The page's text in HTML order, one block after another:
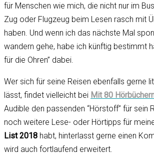
für Menschen wie mich, die nicht nur im
Zug oder Flugzeug beim Lesen rasch mit
haben. Und wenn ich das nächste Mal
wandern gehe, habe ich künftig bestimmt
für die Ohren” dabei.
Wer sich für seine Reisen ebenfalls gerne
lässt, findet vielleicht bei Mit 80
Audible den passenden “Hörstoff” für sein
noch weitere Lese- oder Hörtipps für
List 2018 habt, hinterlasst gerne einen
wird auch fortlaufend erweitert.